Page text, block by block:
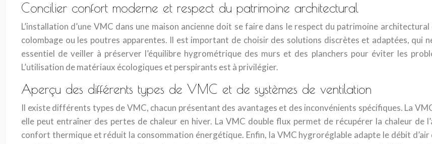
Concilier confort moderne et respect du patrimoine architectural
L’installation d’une VMC dans une maison ancienne doit se faire dans le respect du patrimoine
colombage ou les poutres apparentes. Il est important de choisir des solutions discrètes et adaptées, qui
essentiel de veiller à préserver l’équilibre hygrométrique des murs et des planchers pour éviter les
L’utilisation de matériaux écologiques et perspirants est à privilégier.
Aperçu des différents types de VMC et de systèmes de ventilation
Il existe différents types de VMC, chacun présentant des avantages et des inconvénients spécifiques. La
elle peut entraîner des pertes de chaleur en hiver. La VMC double flux permet de récupérer la chaleur de
confort thermique et réduit la consommation énergétique. Enfin, la VMC hygroréglable adapte le débit